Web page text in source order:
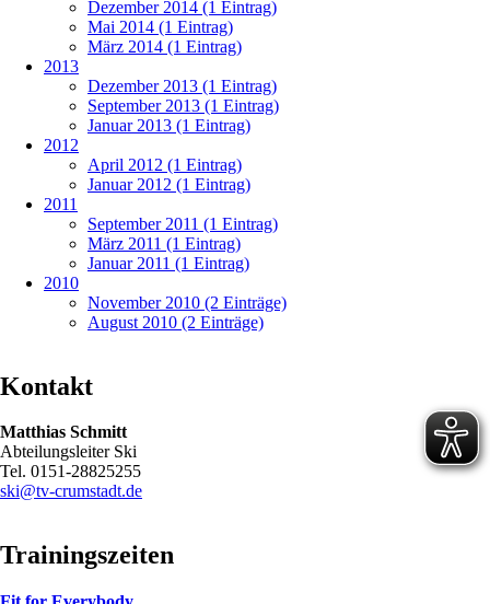
Dezember 2014 (1 Eintrag)
Mai 2014 (1 Eintrag)
März 2014 (1 Eintrag)
2013
Dezember 2013 (1 Eintrag)
September 2013 (1 Eintrag)
Januar 2013 (1 Eintrag)
2012
April 2012 (1 Eintrag)
Januar 2012 (1 Eintrag)
2011
September 2011 (1 Eintrag)
März 2011 (1 Eintrag)
Januar 2011 (1 Eintrag)
2010
November 2010 (2 Einträge)
August 2010 (2 Einträge)
Kontakt
Matthias Schmitt
Abteilungsleiter Ski
Tel. 0151-28825255
ski@tv-crumstadt.de
Trainingszeiten